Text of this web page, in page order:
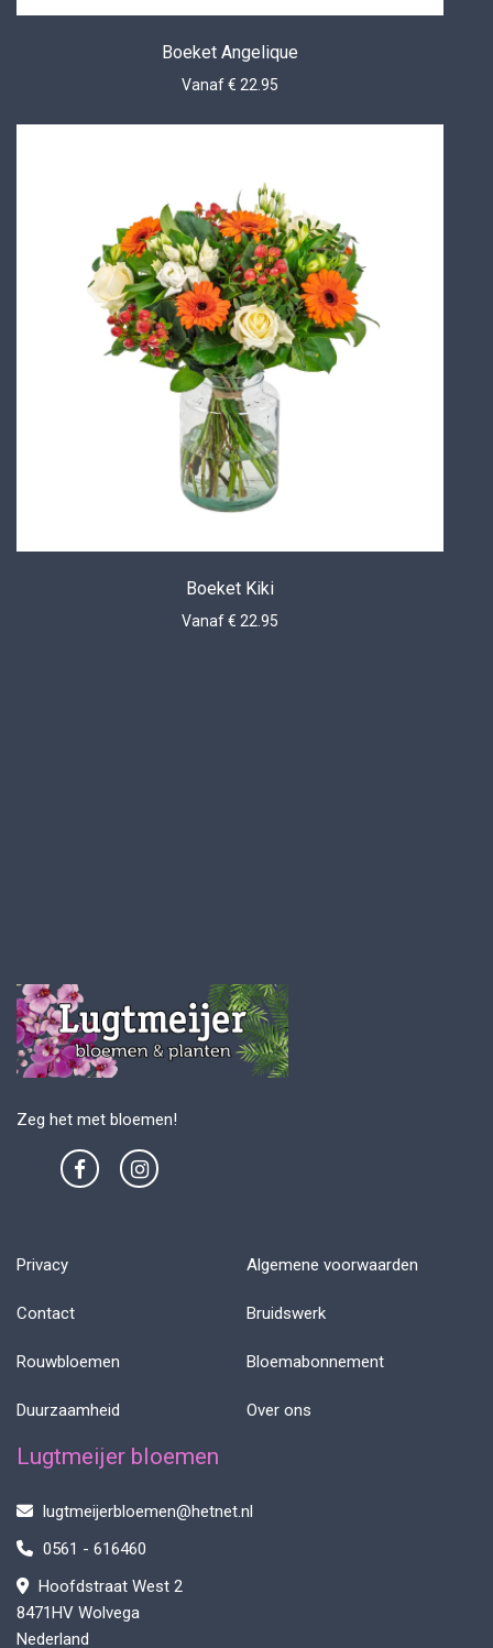
Boeket Angelique
Vanaf € 22.95
Boeket Kiki
Vanaf € 22.95
Zeg het met bloemen!
Privacy Algemene voorwaarden
Contact Bruidswerk
Rouwbloemen Bloemabonnement
Duurzaamheid Over ons
Lugtmeijer bloemen
lugtmeijerbloemen@hetnet.nl
0561 - 616460
Hoofdstraat West 2
8471HV Wolvega
Nederland